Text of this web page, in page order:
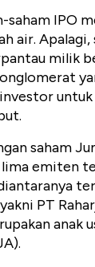
saham IPO
air.
milik
saham
emiten
PT
anak